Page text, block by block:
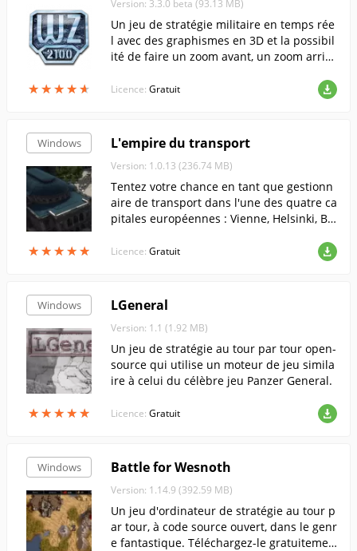
★★★★★
★★★★★
Version: 3.3.0 beta (93.13 MB)
Un jeu de stratégie militaire en temps rée
l avec des graphismes en 3D et la possibil
ité de faire un zoom avant, un zoom arrièr
Licence: Gratuit
Windows
★★★★★
★★★★★
L'empire du transport
Version: 1.0.13 (236.74 MB)
Tentez votre chance en tant que gestionn
aire de transport dans l'une des quatre ca
pitales européennes : Vienne, Helsinki, Be
besoins de mobilité des citoyens entre 19
20 et 2020 et contrôlez toutes les formes
métros et trains électriques, afin de maxi
miser les revenus tout en assurant le conf
ort des passagers.
Licence: Gratuit
Windows
★★★★★
★★★★★
LGeneral
Version: 1.1 (1.92 MB)
Un jeu de stratégie au tour par tour open-
source qui utilise un moteur de jeu simila
ire à celui du célèbre jeu Panzer General.
Licence: Gratuit
Windows Battle for Wesnoth
Version: 1.14.9 (392.59 MB)
Un jeu d'ordinateur de stratégie au tour p
ar tour, à code source ouvert, dans le genr
e fantastique. Téléchargez-le gratuitemen